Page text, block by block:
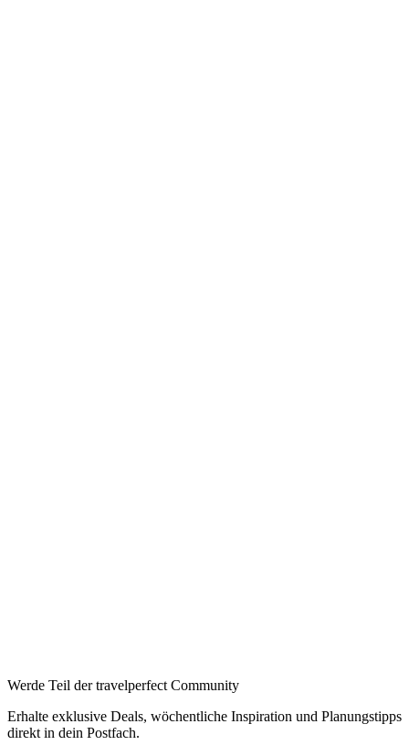
Werde Teil der travelperfect Community
Erhalte exklusive Deals, wöchentliche Inspiration und Planungstipps
direkt in dein Postfach.